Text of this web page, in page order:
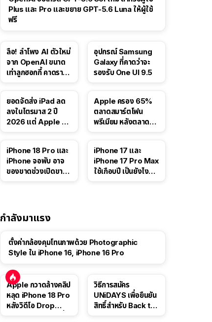
Plus และ Pro และขยาย GPT-5.6 Luna ให้ผู้ใช้
ฟรี
ลือ! ลำโพง AI ตัวใหม่
จาก OpenAI ขนาด
เท่าลูกฮอกกี้ คาดราคา
อุปกรณ์ Samsung
Galaxy ที่คาดว่าจะ
รองรับ One UI 9.5
ยอดจัดส่ง iPad ลด
ลงในไตรมาส 2 ปี
2026 แต่ Apple ยัง
Apple ครอง 65%
ตลาดสมาร์ตโฟน
พรีเมียม หลังตลาดทำ
iPhone 18 Pro และ
iPhone จอพับ อาจ
ของขาดช่วงเปิดขาย
iPhone 17 และ
iPhone 17 Pro Max
ใช้เกือบปี เป็นยังไง
กำลังมาแรง
ตั้งค่ากล้องคุมโทนภาพด้วย Photographic
Style ใน iPhone 16, iPhone 16 Pro
Apple กวาดล้างคลิป
หลุด iPhone 18 Pro
หลังวิดีโอ Drop
วิธีการสมัคร
UNiDAYS เพื่อยืนยัน
สิทธิ์สำหรับ Back to